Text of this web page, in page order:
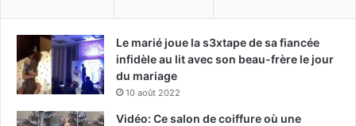
Le marié joue la s3xtape de sa fiancée
infidèle au lit avec son beau-frère le jour
du mariage
10 août 2022
Vidéo: Ce salon de coiffure où une